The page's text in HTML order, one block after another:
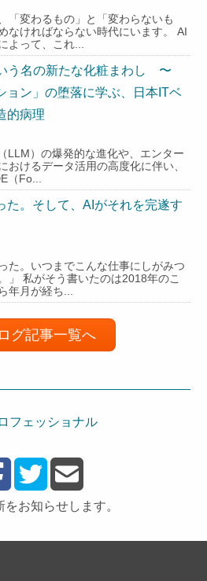
「変わるもの」と「変わらないも
なければならない時代にいます。 AI
よって、これ...
う名の新たな化粧まわし 〜
ョン」の堕落に学ぶ、日本ITベ
的病理
LLM）の爆発的な進化や、エンター
おけるデータ活用の高度化に伴い、
（Fo...
た。そして、AIがそれを完遂す
た。いつまでこんな仕事にしがみつ
」 私がそう書いたのは2018年のこ
年月が経ち...
グ記事一覧へ
フェッショナル
をお知らせします。